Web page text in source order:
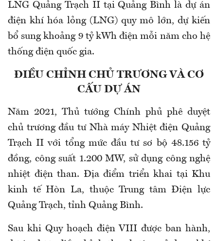
LNG Quảng Trạch II tại Quảng Bình là dự án
điện khí hóa lỏng (LNG) quy mô lớn, dự kiến
bổ sung khoảng 9 tỷ kWh điện mỗi năm cho hệ
thống điện quốc gia.
ĐIỀU CHỈNH CHỦ TRƯƠNG VÀ CƠ
CẤU DỰ ÁN
Năm 2021, Thủ tướng Chính phủ phê duyệt
chủ trương đầu tư Nhà máy Nhiệt điện Quảng
Trạch II với tổng mức đầu tư sơ bộ 48.156 tỷ
đồng, công suất 1.200 MW, sử dụng công nghệ
nhiệt điện than. Địa điểm triển khai tại Khu
kinh tế Hòn La, thuộc Trung tâm Điện lực
Quảng Trạch, tỉnh Quảng Bình.
Sau khi Quy hoạch điện VIII được ban hành,